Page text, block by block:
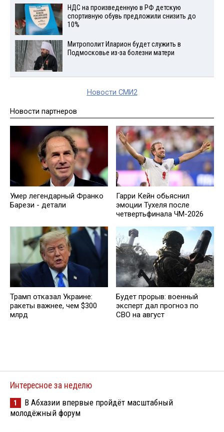
НДС на произведенную в РФ детскую
спортивную обувь предложили снизить до
10%
Митрополит Иларион будет служить в
Подмосковье из-за болезни матери
Новости СМИ2
Новости партнеров
Умер легендарный Франко
Барези - детали
Гарри Кейн обьяснил
эмоции Тухеля после
четвертьфинала ЧМ-2026
Трамп отказал Украине:
ракеты важнее, чем $300
млрд
Будет прорыв: военный
эксперт дал прогноз по
СВО на август
Интересное за неделю
1
В Абхазии впервые пройдёт масштабный
молодёжный форум